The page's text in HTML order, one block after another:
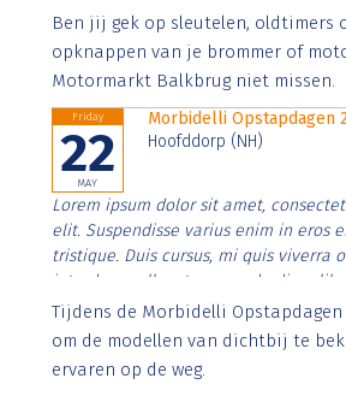
Aenean faucibus nibh et justo cursus
imperdiet. Nunc ut sem vitae risus
Ben jij gek op sleutelen, oldtimers
opknappen van je brommer of
Motormarkt Balkbrug niet missen.
Friday
22
MAY
Morbidelli Opstapdagen
Hoofddorp (NH)
Lorem ipsum dolor sit amet,
elit. Suspendisse varius enim in eros
tristique. Duis cursus, mi quis viverra
interdum nulla, ut commodo diam
Aenean faucibus nibh et justo cursus
imperdiet. Nunc ut sem vitae risus
Tijdens de Morbidelli
om de modellen van dichtbij te
ervaren op de weg.